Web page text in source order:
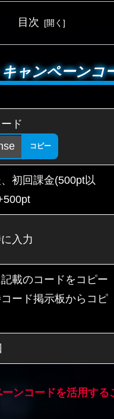
目次
ャンペーンコ
ド
コピー
、初回課金(500pt以
入力
記載のコードをコピー
コード掲示板からコピ
ンコードを活用す